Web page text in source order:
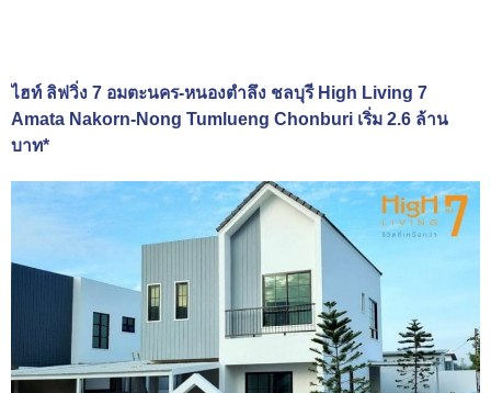
ไฮท์ ลิฟวิ่ง 7 อมตะนคร-หนองตำลึง ชลบุรี High Living 7
Amata Nakorn-Nong Tumlueng Chonburi เริ่ม 2.6 ล้าน
บาท*